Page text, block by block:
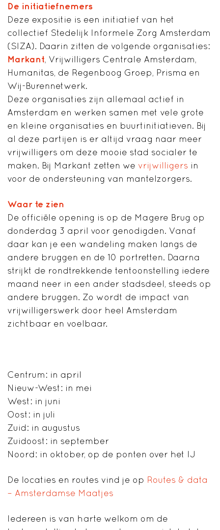
De initiatiefnemers
Deze expositie is een initiatief van het
collectief Stedelijk Informele Zorg Amsterdam
(SIZA). Daarin zitten de volgende organisaties:
Markant, Vrijwilligers Centrale Amsterdam,
Humanitas, de Regenboog Groep, Prisma en
Wij-Burennetwerk.
Deze organisaties zijn allemaal actief in
Amsterdam en werken samen met vele grote
en kleine organisaties en buurtinitiatieven. Bij
al deze partijen is er altijd vraag naar meer
vrijwilligers om deze mooie stad socialer te
maken. Bij Markant zetten we vrijwilligers in
voor de ondersteuning van mantelzorgers.
Waar te zien
De officiële opening is op de Magere Brug op
donderdag 3 april voor genodigden. Vanaf
daar kan je een wandeling maken langs de
andere bruggen en de 10 portretten. Daarna
strijkt de rondtrekkende tentoonstelling iedere
maand neer in een ander stadsdeel, steeds op
andere bruggen. Zo wordt de impact van
vrijwilligerswerk door heel Amsterdam
zichtbaar en voelbaar.
Centrum: in april
Nieuw-West: in mei
West: in juni
Oost: in juli
Zuid: in augustus
Zuidoost: in september
Noord: in oktober, op de ponten over het IJ
De locaties en routes vind je op Routes & data
– Amsterdamse Maatjes
Iedereen is van harte welkom om de